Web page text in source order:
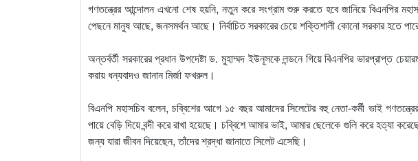
গণতন্ত্রের আন্দোলন এখনো শেষ হয়নি, নতুন করে সংগ্রাম শুরু করতে হবে জানিয়ে বিএনপির
পেছনে মানুষ আছে, জনসমর্থন আছে। নির্বাচিত সরকারের চেয়ে শক্তিশালী কোনো সরকার হতে
অন্তর্বর্তী সরকারের প্রধান উপদেষ্টা ড. মুহাম্মদ ইউনূসকে লন্ডনে গিয়ে বিএনপির ভারপ্রাপ্ত
করায় ধন্যবাদও জানান মির্জা ফখরুল।
বিএনপি মহাসচিব বলেন, চব্বিশের আগে ১৫ বছর আমাদের সিলেটের বহু নেতা-কর্মী ভাই
পায়ে বেড়ি দিয়ে বন্দী করে রাখা হয়েছে। চব্বিশে আমার ভাই, আমার ছেলেকে গুলি করে হত্যা
জন্য যারা জীবন দিয়েছেন, তাঁদের শ্রদ্ধা জানাতে সিলেট এসেছি।